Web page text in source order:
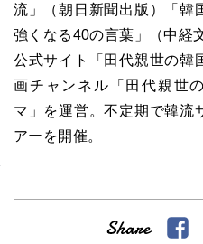
流」（朝日新聞出版）「韓
強くなる40の言葉」（中経
公式サイト「田代親世の韓
画チャンネル「田代親世
マ」を運営。不定期で韓流
アーを開催。